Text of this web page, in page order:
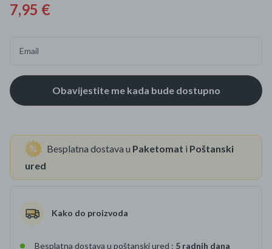
Najpopularniji proizvodi
7,95 €
Email
Besplatna dostava u Paketomat i Poštanski
ured
Kako do proizvoda
Besplatna dostava u poštanski ured : 5 radnih dana